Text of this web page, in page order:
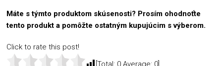
Máte s týmto produktom skúsenosti? Prosím ohodnoťte
tento produkt a pomôžte ostatným kupujúcim s výberom.
Click to rate this post!
[Total: 0 Average: 0